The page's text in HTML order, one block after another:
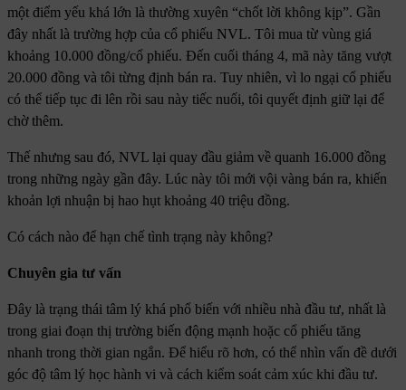
một điểm yếu khá lớn là thường xuyên “chốt lời không kịp”. Gần
đây nhất là trường hợp của cổ phiếu NVL. Tôi mua từ vùng giá
khoảng 10.000 đồng/cổ phiếu. Đến cuối tháng 4, mã này tăng vượt
20.000 đồng và tôi từng định bán ra. Tuy nhiên, vì lo ngại cổ phiếu
có thể tiếp tục đi lên rồi sau này tiếc nuối, tôi quyết định giữ lại để
chờ thêm.
Thế nhưng sau đó, NVL lại quay đầu giảm về quanh 16.000 đồng
trong những ngày gần đây. Lúc này tôi mới vội vàng bán ra, khiến
khoản lợi nhuận bị hao hụt khoảng 40 triệu đồng.
Có cách nào để hạn chế tình trạng này không?
Chuyên gia tư vấn
Đây là trạng thái tâm lý khá phổ biến với nhiều nhà đầu tư, nhất là
trong giai đoạn thị trường biến động mạnh hoặc cổ phiếu tăng
nhanh trong thời gian ngắn. Để hiểu rõ hơn, có thể nhìn vấn đề dưới
góc độ tâm lý học hành vi và cách kiểm soát cảm xúc khi đầu tư.